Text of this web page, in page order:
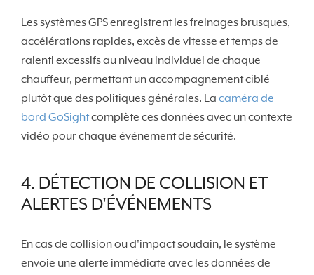
Les systèmes GPS enregistrent les freinages brusques,
accélérations rapides, excès de vitesse et temps de
ralenti excessifs au niveau individuel de chaque
chauffeur, permettant un accompagnement ciblé
plutôt que des politiques générales. La caméra de
bord GoSightcomplète ces données avec un contexte
vidéo pour chaque événement de sécurité.
4. DÉTECTION DE COLLISION ET
ALERTES D'ÉVÉNEMENTS
En cas de collision ou d'impact soudain, le système
envoie une alerte immédiate avec les données de